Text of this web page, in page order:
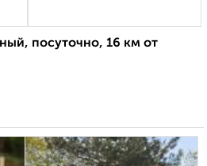
посуточно, 16 км от